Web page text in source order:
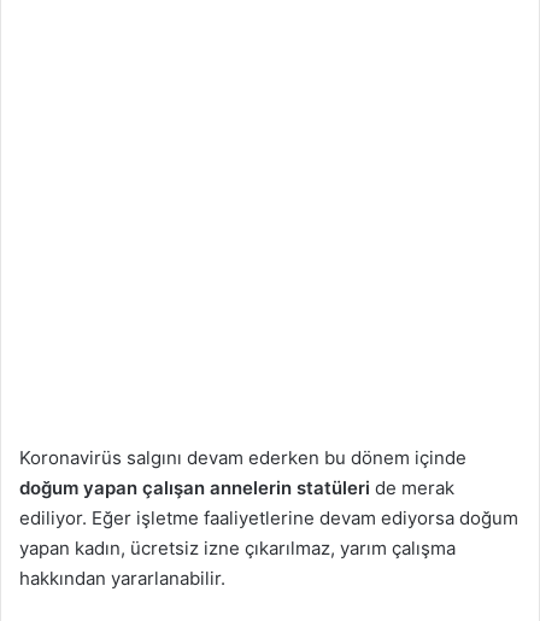
Koronavirüs salgını devam ederken bu dönem içinde
doğum yapan çalışan annelerin statüleri de merak
ediliyor. Eğer işletme faaliyetlerine devam ediyorsa doğum
yapan kadın, ücretsiz izne çıkarılmaz, yarım çalışma
hakkından yararlanabilir.